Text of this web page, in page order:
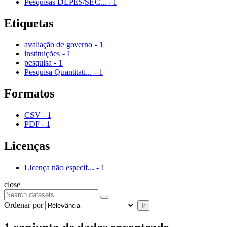
Etiquetas
avaliação de governo - 1
instituições - 1
pesquisa - 1
Pesquisa Quantitati... - 1
Formatos
CSV - 1
PDF - 1
Licenças
Licença não especif... - 1
close
Ordenar por Ir